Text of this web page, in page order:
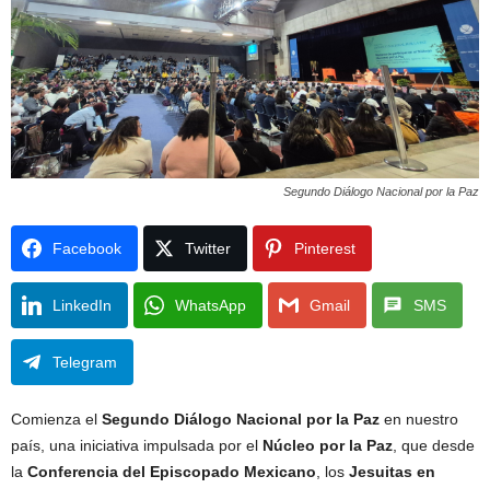
Segundo Diálogo Nacional por la Paz
Facebook Twitter Pinterest
LinkedIn WhatsApp Gmail SMS
Telegram
Comienza el Segundo Diálogo Nacional por la Paz en nuestro
país, una iniciativa impulsada por el Núcleo por la Paz , que desde
la Conferencia del Episcopado Mexicano , los Jesuitas en